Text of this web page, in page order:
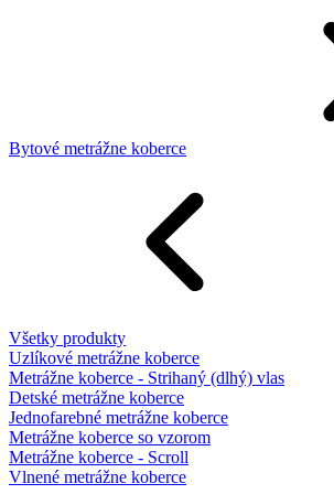
Bytové metrážne koberce
Všetky produkty
Uzlíkové metrážne koberce
Metrážne koberce - Strihaný (dlhý) vlas
Detské metrážne koberce
Jednofarebné metrážne koberce
Metrážne koberce so vzorom
Metrážne koberce - Scroll
Vlnené metrážne koberce